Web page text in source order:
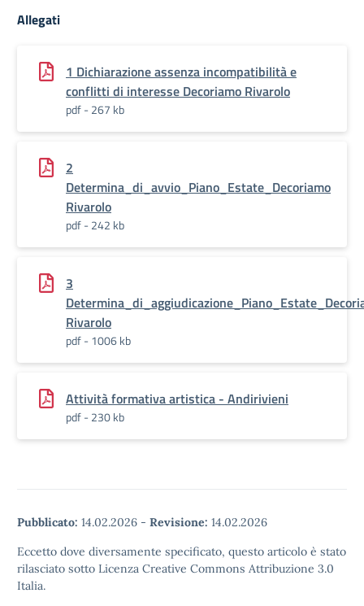
Allegati
1 Dichiarazione assenza incompatibilità e
conflitti di interesse Decoriamo Rivarolo
pdf - 267 kb
2
Determina_di_avvio_Piano_Estate_Decoriamo
Rivarolo
pdf - 242 kb
3
Rivarolo
pdf - 1006 kb
Attività formativa artistica - Andirivieni
pdf - 230 kb
Pubblicato: 14.02.2026 - Revisione: 14.02.2026
Eccetto dove diversamente specificato, questo articolo è stato
rilasciato sotto Licenza Creative Commons Attribuzione 3.0
Italia.